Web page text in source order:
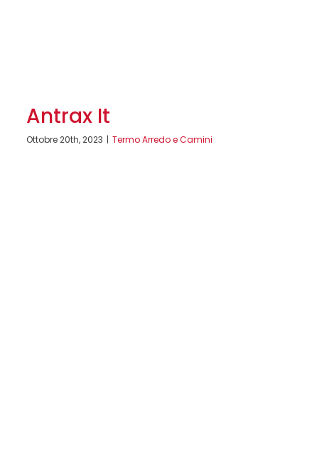
Antrax It
Ottobre 20th, 2023 | Termo Arredo e Camini